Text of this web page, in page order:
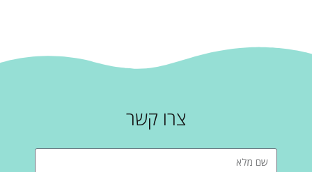
צרו קשר